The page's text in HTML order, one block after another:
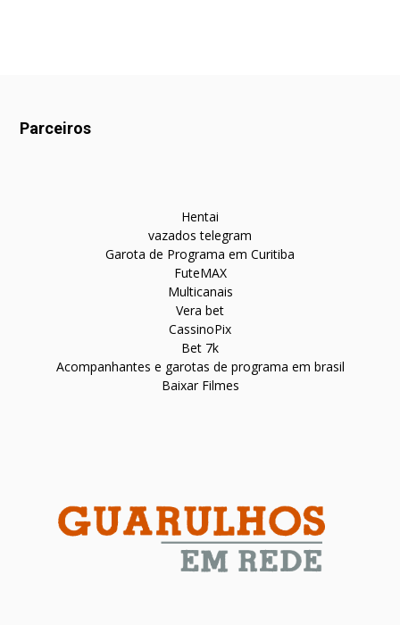
Parceiros
Hentai
vazados telegram
Garota de Programa em Curitiba
FuteMAX
Multicanais
Vera bet
CassinoPix
Bet 7k
Acompanhantes e garotas de programa em brasil
Baixar Filmes